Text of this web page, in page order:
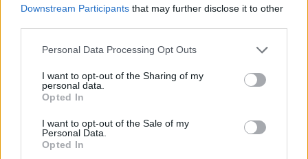
Downstream Participants that may further disclose it to other
Please note that this website/app uses one or more Google
not limited to your visit or usage behaviour. You may click to
grant or deny consent to Google and its third-party tags to
use your data for below specified purposes in below Google
consent section.
Personal Data Processing Opt Outs
I want to opt-out of the Sharing of my
personal data.
Opted In
I want to opt-out of the Sale of my
Personal Data.
Opted In
Failed to fetch
Ravne na Koroškem
Kategorije: Novice Novice